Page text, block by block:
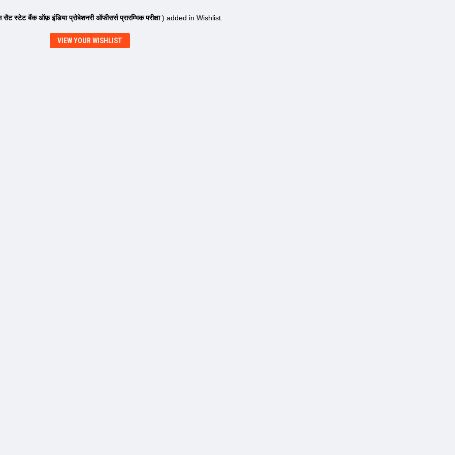
सैट स्टेट बैंक ऑफ़ इंडिया प्रोबेशनरी ऑफीसर्स प्रारम्भिक परीक्षा) added in Wishlist.
VIEW YOUR WISHLIST